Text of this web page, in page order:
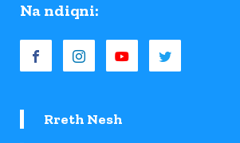
Na ndiqni:
Rreth Nesh